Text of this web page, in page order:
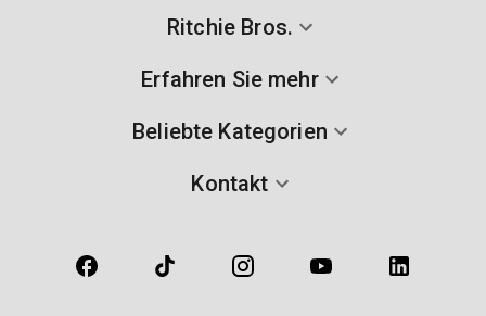
Ritchie Bros.
Erfahren Sie mehr
Beliebte Kategorien
Kontakt